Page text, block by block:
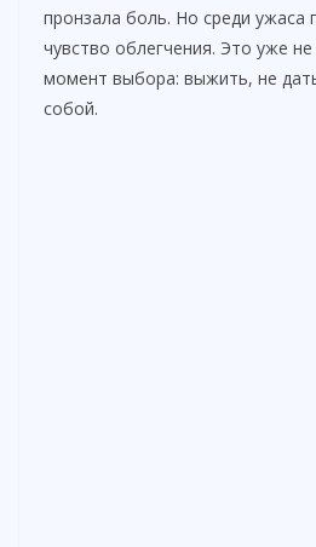
пронзала боль. Но среди ужаса
чувство облегчения. Это уже
момент выбора: выжить, не
собой.